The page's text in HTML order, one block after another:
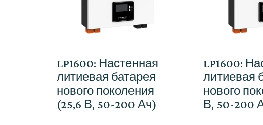
LP1600: Настенная
литиевая батарея
нового поколения
(25,6 В, 50-200 Ач)
LP1600:
литиевая
нового
В, 50-200